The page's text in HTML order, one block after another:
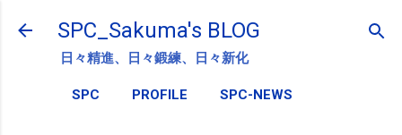
スキップしてメイン コンテンツに移動
SPC_Sakuma's BLOG
日々精進、日々鍛練、日々新化
SPC PROFILE SPC-NEWS